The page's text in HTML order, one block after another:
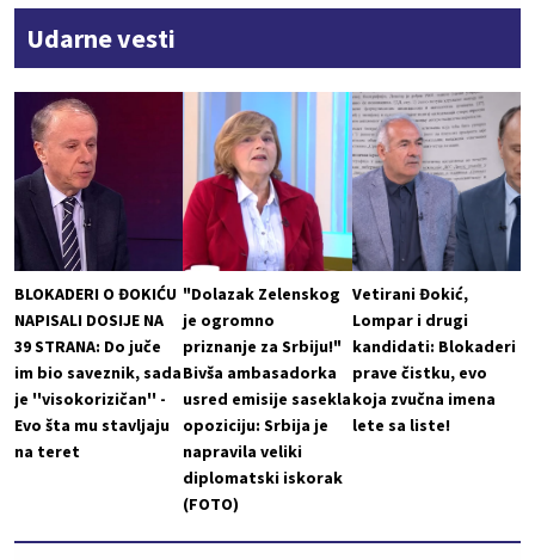
Udarne vesti
BLOKADERI O ĐOKIĆU
NAPISALI DOSIJE NA
39 STRANA: Do juče
im bio saveznik, sada
je ''visokorizičan'' -
Evo šta mu stavljaju
na teret
"Dolazak Zelenskog
je ogromno
priznanje za Srbiju!"
Bivša ambasadorka
usred emisije sasekla
opoziciju: Srbija je
napravila veliki
diplomatski iskorak
(FOTO)
Vetirani Đokić,
Lompar i drugi
kandidati: Blokaderi
prave čistku, evo
koja zvučna imena
lete sa liste!